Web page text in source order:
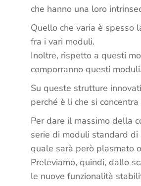
che hanno una loro
Quello che varia è spesso
fra i vari moduli.
Inoltre, rispetto a questi
comporranno questi
Su queste strutture
perché è li che si
Per dare il massimo della
serie di moduli standard di
quale sarà però plasmato
Preleviamo, quindi, dallo
le nuove funzionalità